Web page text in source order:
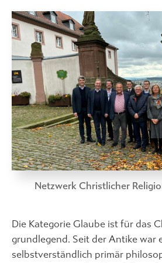
Netzwerk Christlicher
Die Kategorie Glaube ist für das
grundlegend. Seit der Antike war
selbstverständlich primär